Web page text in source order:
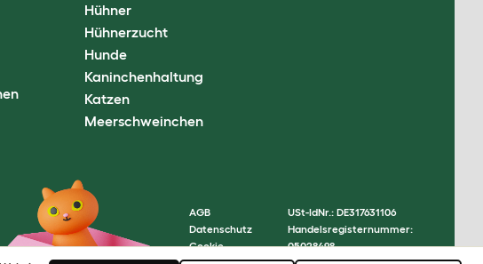
Hühner
Hühnerzucht
Hunde
Kaninchenhaltung
Katzen
Meerschweinchen
AGB
Datenschutz
Cookie
USt-IdNr.: DE317631106
Handelsregisternummer:
05028498